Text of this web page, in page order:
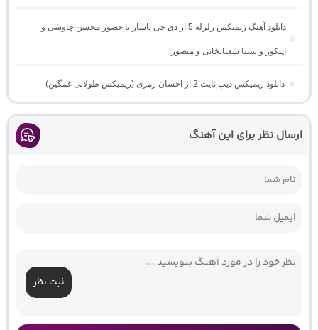
دانلود آهنگ ریمیکس زلزله 5 از دی جی یاشار با حضور محسن چاوشی و
اپیکور و سینا شعبانخانی و منصور
دانلود ریمیکس دیپ نایت 2 از احسان رمزی (ریمیکس طولانی غمگین)
ارسال نظر برای این آهنگ
ثبت نظر